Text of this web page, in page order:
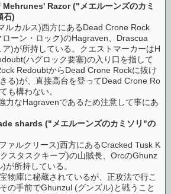
Razor ("メエルーンズのカミ
石)
ルカルス)西方にあるDead Crone Rock
ローン・ロック)のHagraven、Drascua
ア)が所持している。クエストマーカーはH
ハグロック要塞)の入り口を指して
RedoubtからDead Crone Rockに抜け
る)が、直接高台を登ってDead Crone Ro
も構わない。
力なHagravenであるため注意して事にあ
shards ("メエルーンズのカミソリ"の
ァルクリース)西方にあるCracked Tusk K
スタスクキープ)の山賊長、OrcのGhunz
が所持している。
物庫に秘蔵されているが、正攻法で行こ
の手前でGhunzul (グンズル)と戦うこと